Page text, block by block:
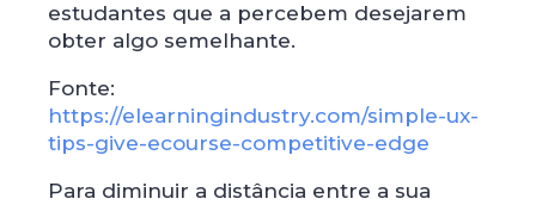
estudantes que a percebem desejarem
obter algo semelhante.
Fonte:
https://elearningindustry.com/simple-ux-
tips-give-ecourse-competitive-edge
Para diminuir a distância entre a sua